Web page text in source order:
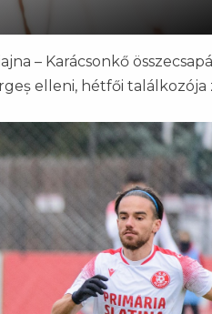
– Karácsonkő
elleni, hétfői találkozója